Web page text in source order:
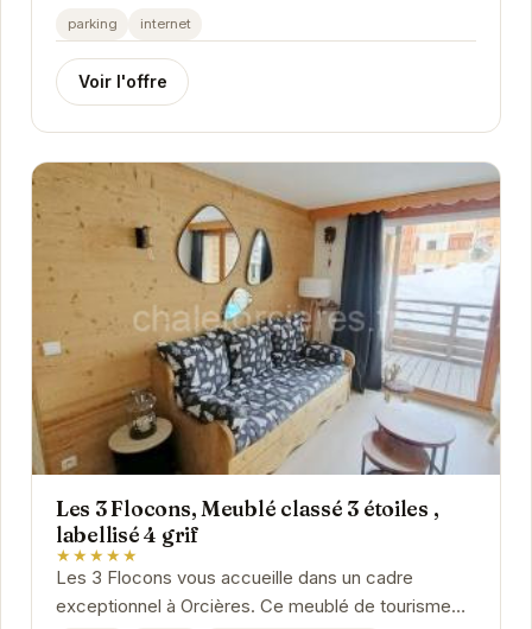
Idéalement situé aux pieds des pistes, il offre...
parking internet
Voir l'offre
Les 3 Flocons, Meublé classé 3 étoiles ,
labellisé 4 grif
★★★★★
Les 3 Flocons vous accueille dans un cadre
exceptionnel à Orcières. Ce meublé de tourisme